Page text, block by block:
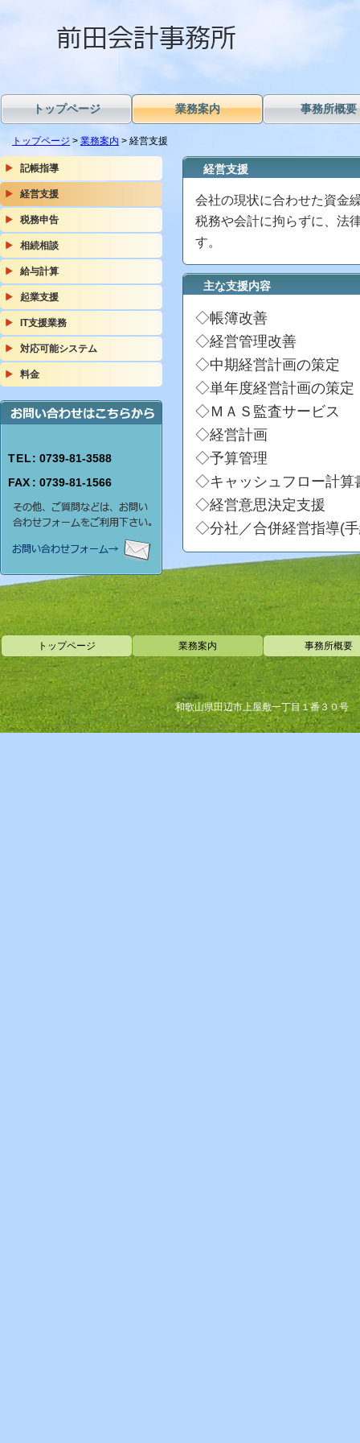
トップページ 業務案内 事務所概要
トップページ > 業務案内 > 経営支援
経営支援
会社の現状に合わせた資金
税務や会計に拘らずに、法
す。
主な支援内容
◇帳簿改善
◇経営管理改善
◇中期経営計画の策定
◇単年度経営計画の策定
◇ＭＡＳ監査サービス
◇経営計画
◇予算管理
◇キャッシュフロー計算
◇経営意思決定支援
◇分社／合併経営指導(
記帳指導
経営支援
税務申告
相続相談
給与計算
起業支援
IT支援業務
対応可能システム
料金
TEL: 0739-81-3588
FAX : 0739-81-1566
トップページ 業務案内 事務所概要
和歌山県田辺市上屋敷一丁目１番３０